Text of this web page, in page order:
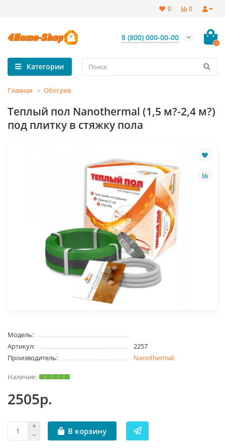
0
0
8 (800) 000-00-00
0
Категории
Главная Обогрев
Теплый пол Nanothermal (1,5 м?-2,4 м?)
под плитку в стяжку пола
Модель:
Артикул:
2257
Производитель:
Nanothermal
2505р.
В корзину